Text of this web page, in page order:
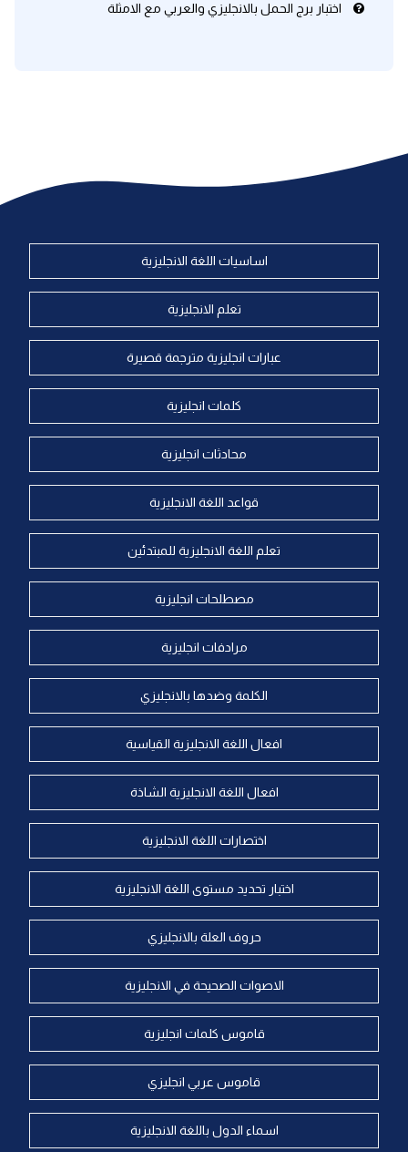
اختبار برج الحمل بالانجليزي والعربي مع الامثلة
اساسيات اللغة الانجليزية
تعلم الانجليزية
عبارات انجليزية مترجمة قصيرة
كلمات انجليزية
محادثات انجليزية
قواعد اللغة الانجليزية
تعلم اللغة الانجليزية للمبتدئين
مصطلحات انجليزية
مرادفات انجليزية
الكلمة وضدها بالانجليزي
افعال اللغة الانجليزية القياسية
افعال اللغة الانجليزية الشاذة
اختصارات اللغة الانجليزية
اختبار تحديد مستوى اللغة الانجليزية
حروف العلة بالانجليزي
الاصوات الصحيحة في الانجليزية
قاموس كلمات انجليزية
قاموس عربي انجليزي
اسماء الدول باللغة الانجليزية